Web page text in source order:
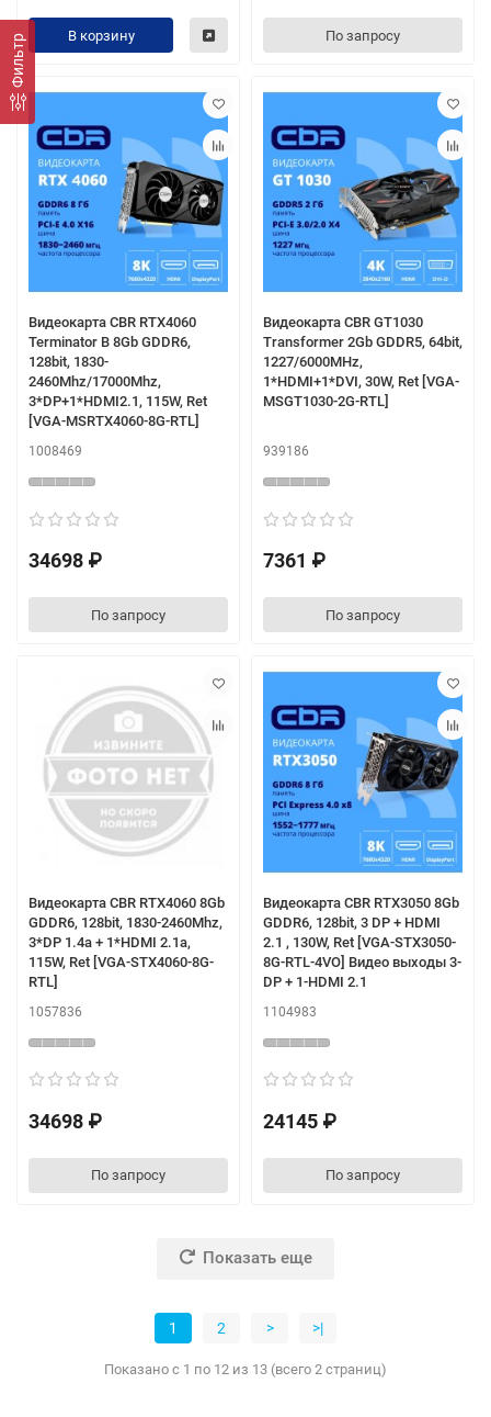
Фильтр В корзину По запросу
Видеокарта CBR RTX4060
Terminator B 8Gb GDDR6,
128bit, 1830-
2460Mhz/17000Mhz,
3*DP+1*HDMI2.1, 115W, Ret
[VGA-MSRTX4060-8G-RTL]
1008469
34698 ₽
По запросу
Видеокарта CBR GT1030
Transformer 2Gb GDDR5, 64bit,
1227/6000MHz,
1*HDMI+1*DVI, 30W, Ret [VGA-
MSGT1030-2G-RTL]
939186
7361 ₽
По запросу
Видеокарта CBR RTX4060 8Gb
GDDR6, 128bit, 1830-2460Mhz,
3*DP 1.4a + 1*HDMI 2.1a,
115W, Ret [VGA-STX4060-8G-
RTL]
1057836
34698 ₽
По запросу
Видеокарта CBR RTX3050 8Gb
GDDR6, 128bit, 3 DP + HDMI
2.1 , 130W, Ret [VGA-STX3050-
8G-RTL-4VO] Видео выходы 3-
DP + 1-HDMI 2.1
1104983
24145 ₽
По запросу
Показать еще
1 2 > >|
Показано с 1 по 12 из 13 (всего 2 страниц)